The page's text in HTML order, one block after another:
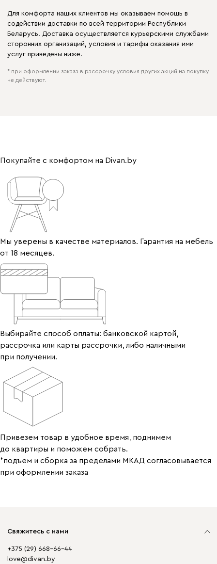
Для комфорта наших клиентов мы оказываем помощь в
содействии доставки по всей территории Республики
Беларусь. Доставка осуществляется курьерскими службами
сторонних организаций, условия и тарифы оказания ими
услуг приведены ниже.
* при оформлении заказа в рассрочку условия других акций на покупку
не действуют.
Покупайте с комфортом на Divan.by
Мы уверены в качестве материалов. Гарантия на мебель
от 18 месяцев.
Выбирайте способ оплаты: банковской картой,
рассрочка или карты рассрочки, либо наличными
при получении.
Привезем товар в удобное время, поднимем
до квартиры и поможем собрать.
*подъем и сборка за пределами МКАД согласовывается
при оформлении заказа
Свяжитесь с нами
+375 (29) 668-66-44
love@divan.by